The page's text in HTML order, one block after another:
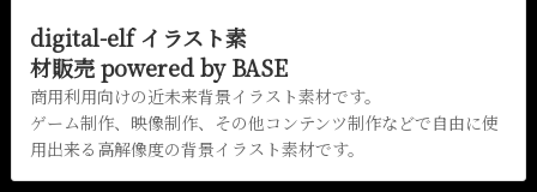
digital-elf イラスト素
材販売 powered by BASE
商用利用向けの近未来背景イラスト素材です。
ゲーム制作、映像制作、その他コンテンツ制作などで自由に使
用出来る高解像度の背景イラスト素材です。